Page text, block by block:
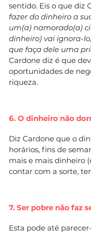
sentido. Eis o que diz
fazer do dinheiro a
um(a) namorado(a)
dinheiro) vai ignora-
que faça dele uma
Cardone diz é que
oportunidades de
riqueza.
6. O dinheiro não
Diz Cardone que o
horários, fins de
mais e mais dinheiro
contar com a sorte,
7. Ser pobre não faz
Esta pode até